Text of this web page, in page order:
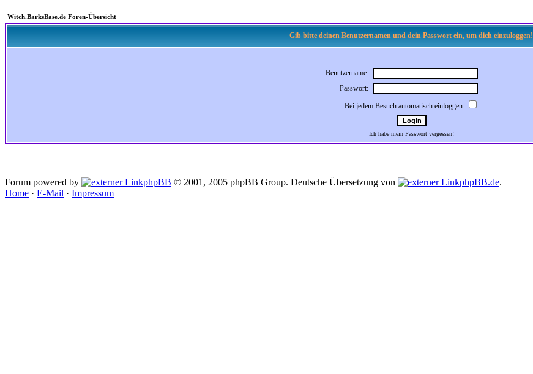
Witch.BarksBase.de Foren-Übersicht
Gib bitte deinen Benutzernamen und dein Passwort ein, um dich einzuloggen!
Benutzername:
Passwort:
Bei jedem Besuch automatisch einloggen:
Ich habe mein Passwort vergessen!
Forum powered by phpBB © 2001, 2005 phpBB Group. Deutsche Übersetzung von phpBB.de.
Home · E-Mail · Impressum